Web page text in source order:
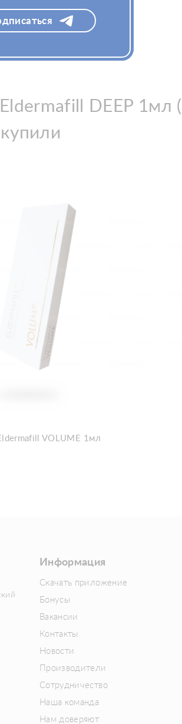
DEEP
купили
VOLUME 1мл
Информация
Скачать приложение
Бонусы
Вакансии
Контакты
Новости
Производители
Сотрудничество
Наша команда
Нам доверяют